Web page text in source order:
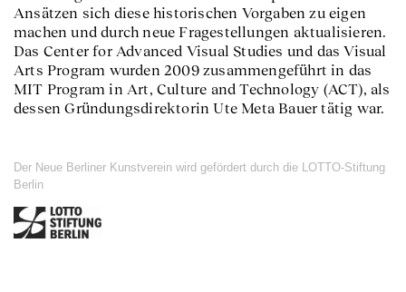
Ansätzen sich diese historischen Vorgaben zu eigen
machen und durch neue Fragestellungen aktualisieren.
Das Center for Advanced Visual Studies und das Visual
Arts Program wurden 2009 zusammengeführt in das
MIT Program in Art, Culture and Technology (ACT), als
dessen Gründungsdirektorin Ute Meta Bauer tätig war.
Der Neue Berliner Kunstverein wird gefördert durch die LOTTO-Stiftung
Berlin